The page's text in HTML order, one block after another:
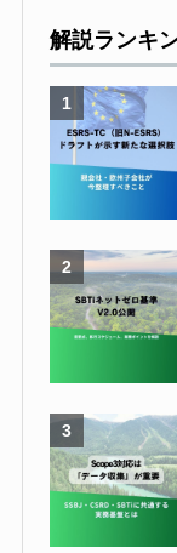
解説ランキ
1
2
3